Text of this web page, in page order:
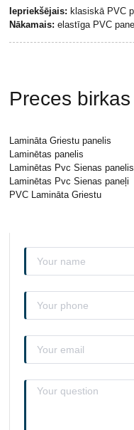
Iepriekšējais: klasiskā PVC
Nākamais:elastīga PVC
Preces birkas
Lamināta Griestu panelis
Laminētas panelis
Laminētas Pvc Sienas panelis
Laminētas Pvc Sienas paneļi
PVC Lamināta Griestu